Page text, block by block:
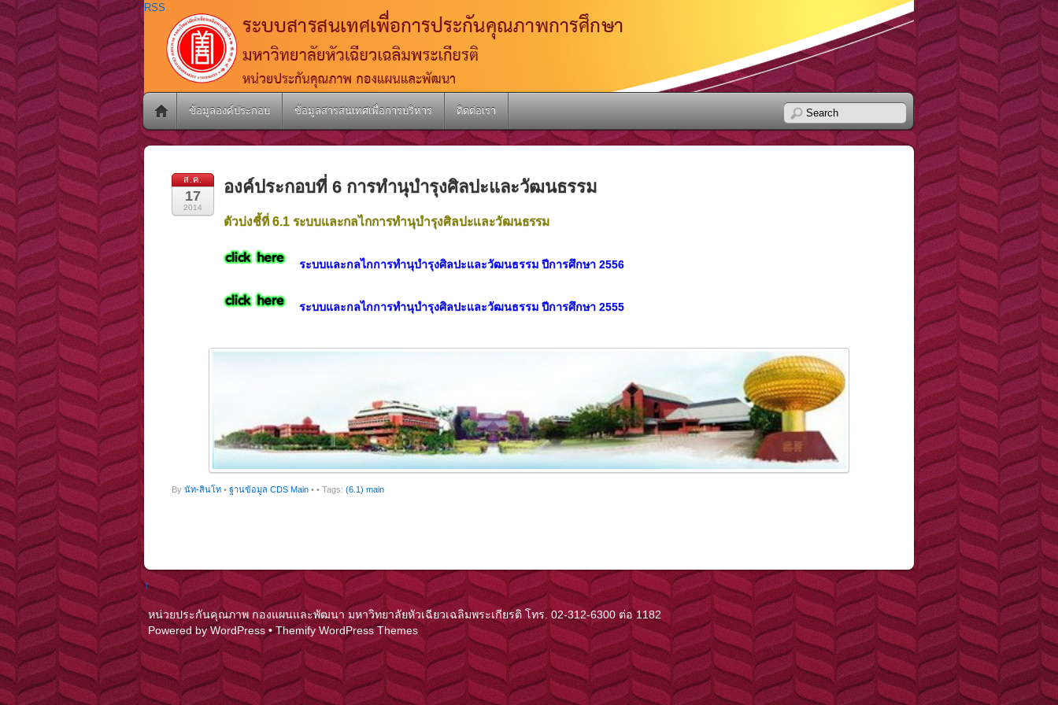
RSS
ข้อมูลองค์ประกอบ ข้อมูลสารสนเทศเพื่อการบริหาร ติดต่อเรา
ส.ค.
17
2014
องค์ประกอบที่ 6 การทำนุบำรุงศิลปะและวัฒนธรรม
ตัวบ่งชี้ที่ 6.1 ระบบและกลไกการทำนุบำรุงศิลปะและวัฒนธรรม
ระบบและกลไกการทำนุบำรุงศิลปะและวัฒนธรรม ปีการศึกษา 2556
ระบบและกลไกการทำนุบำรุงศิลปะและวัฒนธรรม ปีการศึกษา 2555
By นัท-สินโท • ฐานข้อมูล CDS Main • • Tags: (6.1) main
↑
หน่วยประกันคุณภาพ กองแผนและพัฒนา มหาวิทยาลัยหัวเฉียวเฉลิมพระเกียรติ โทร. 02-312-6300 ต่อ 1182
Powered byWordPress•Themify WordPress Themes